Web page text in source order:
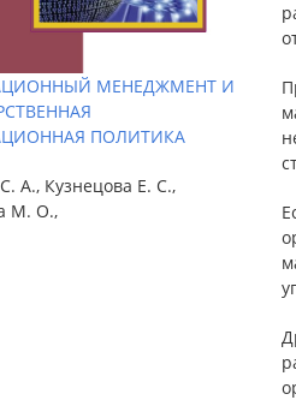
МЕНЕДЖМЕНТ И
ПОЛИТИКА
А., Кузнецова Е. С.,
М. О.,